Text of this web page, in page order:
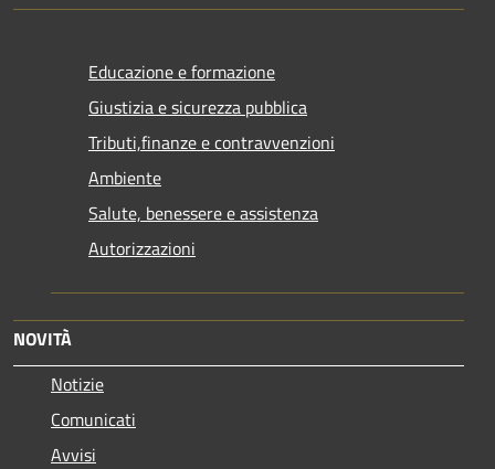
Educazione e formazione
Giustizia e sicurezza pubblica
Tributi,finanze e contravvenzioni
Ambiente
Salute, benessere e assistenza
Autorizzazioni
NOVITÀ
Notizie
Comunicati
Avvisi